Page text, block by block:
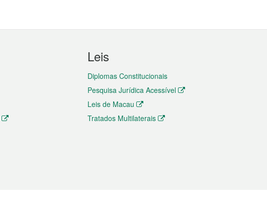
Leis
Diplomas Constitucionais
Pesquisa Jurídica Acessível
Leis de Macau
Tratados Multilaterais